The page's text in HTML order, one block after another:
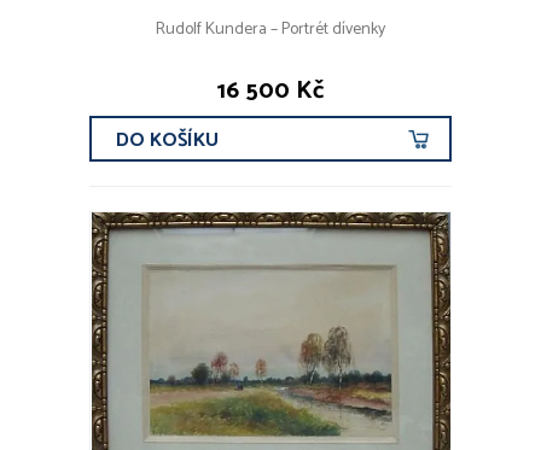
Rudolf Kundera – Portrét dívenky
16 500 Kč
DO KOŠÍKU